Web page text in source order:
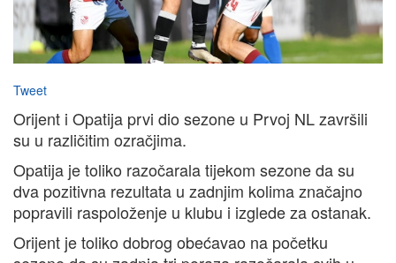
Tweet
Orijent i Opatija prvi dio sezone u Prvoj NL završili
su u različitim ozračjima.
Opatija je toliko razočarala tijekom sezone da su
dva pozitivna rezultata u zadnjim kolima značajno
popravili raspoloženje u klubu i izglede za ostanak.
Orijent je toliko dobrog obećavao na početku